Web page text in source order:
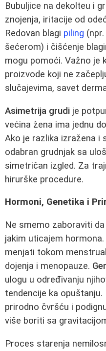
Bubuljice na dekolteu i
znojenja, iritacije od
Redovan blagi piling
šećerom) i čišćenje
mogu pomoći. Važno je
proizvode koji ne
slučajevima, savet
Asimetrija grudi je
većina žena ima jednu
Ako je razlika izražena i
odabran grudnjak sa
simetričan izgled. Za
hirurške procedure.
Hormoni, Genetika i
Ne smemo zaboraviti
jakim uticajem
menjati tokom
dojenja i menopauze.
ulogu u određivanju
tendencije ka opuštanju.
prirodno čvršću i
više boriti sa
Proces starenja